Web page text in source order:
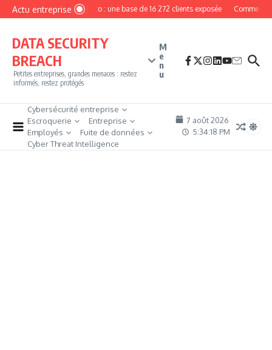
Aller au contenu
Actu entrepriseMyPhoto : une base de 16 272 clients exposée Comment
DATA SECURITY
BREACH
Petites entreprises, grandes menaces : restez
informés, restez protégés
M
e
n
u
Cybersécurité entreprise
Escroquerie
Entreprise
Employés
Fuite de données
Cyber Threat Intelligence
7 août 2026
5:34:18 PM